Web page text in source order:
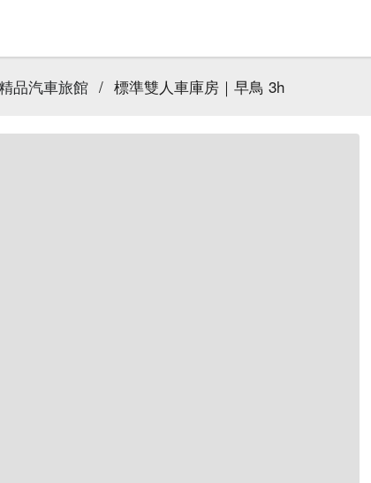
品汽車旅館 / 標準雙人車庫房｜早鳥 3h